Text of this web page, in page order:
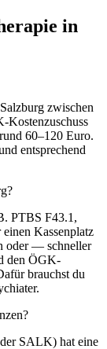
in
zwischen
Kostenzuschuss
60–120 Euro.
entsprechend
PTBS F43.1,
Kassenplatz
oder — schneller
den ÖGK-
brauchst du
SALK) hat eine